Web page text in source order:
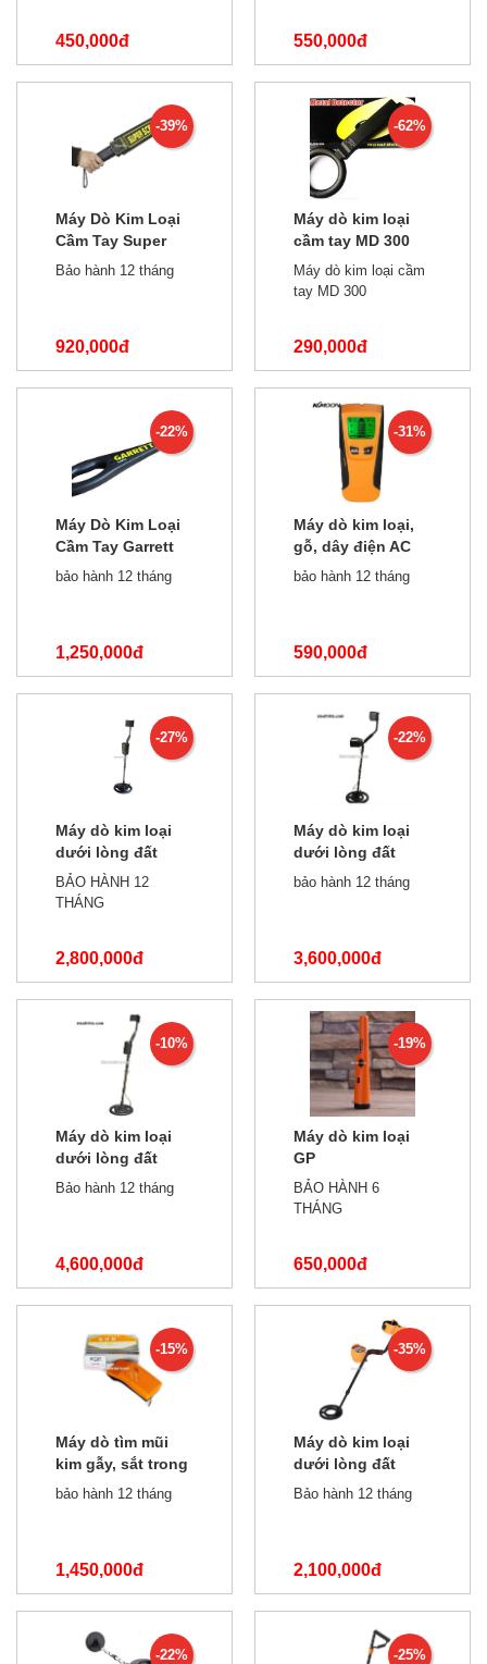
450,000đ
720,000đ
550,000đ
800,000đ
-39%
Máy Dò Kim Loại
Cầm Tay Super
Scanner GP
Bảo hành 12 tháng
920,000đ
1,500,000đ
-62%
Máy dò kim loại
cầm tay MD 300
Máy dò kim loại cầm
tay MD 300
290,000đ
750,000đ
-22%
Máy Dò Kim Loại
Cầm Tay Garrett
1165800
bảo hành 12 tháng
1,250,000đ
1,600,000đ
-31%
Máy dò kim loại,
gỗ, dây điện AC
âm tường TH210
bảo hành 12 tháng
590,000đ
850,000đ
-27%
Máy dò kim loại
dưới lòng đất
AR944 1.5m
BẢO HÀNH 12
THÁNG
2,800,000đ
3,800,000đ
-22%
Máy dò kim loại
dưới lòng đất
1,5m AR924
bảo hành 12 tháng
3,600,000đ
4,600,000đ
-10%
Máy dò kim loại
dưới lòng đất
2,5m AS964
Bảo hành 12 tháng
4,600,000đ
5,100,000đ
-19%
Máy dò kim loại
GP
BẢO HÀNH 6
THÁNG
650,000đ
800,000đ
-15%
Máy dò tìm mũi
kim gẫy, sắt trong
nghành may mặc
bảo hành 12 tháng
1,450,000đ
1,700,000đ
-35%
Máy dò kim loại
dưới lòng đất
MD3010 II
Bảo hành 12 tháng
2,100,000đ
3,200,000đ
-22% -25%